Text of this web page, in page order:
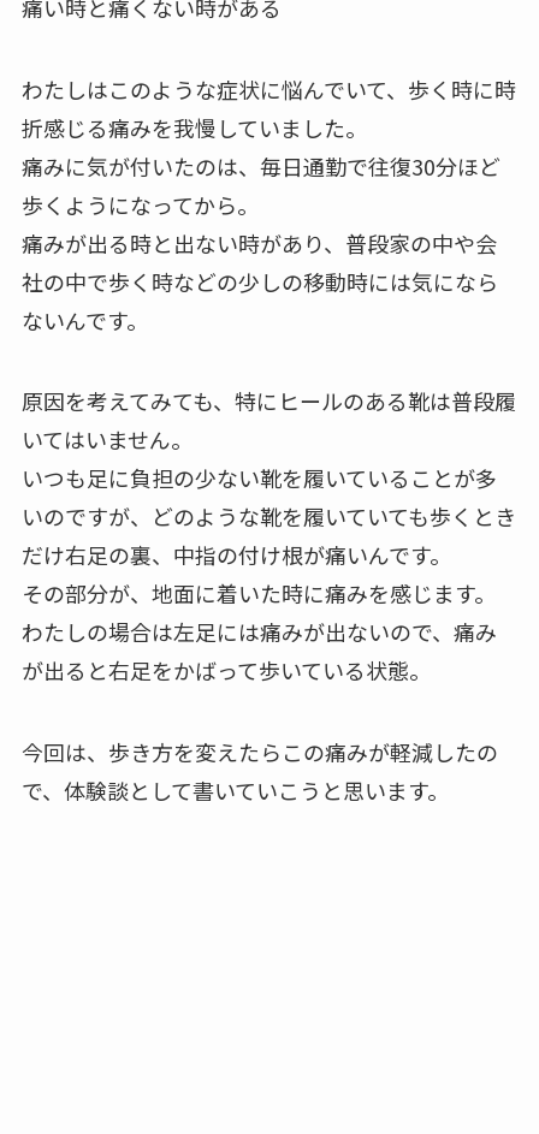
痛い時と痛くない時がある
わたしはこのような症状に悩んでいて、歩く時に時
折感じる痛みを我慢していました。
痛みに気が付いたのは、毎日通勤で往復30分ほど
歩くようになってから。
痛みが出る時と出ない時があり、普段家の中や会
社の中で歩く時などの少しの移動時には気になら
ないんです。
原因を考えてみても、特にヒールのある靴は普段履
いてはいません。
いつも足に負担の少ない靴を履いていることが多
いのですが、どのような靴を履いていても歩くとき
だけ右足の裏、中指の付け根が痛いんです。
その部分が、地面に着いた時に痛みを感じます。
わたしの場合は左足には痛みが出ないので、痛み
が出ると右足をかばって歩いている状態。
今回は、歩き方を変えたらこの痛みが軽減したの
で、体験談として書いていこうと思います。